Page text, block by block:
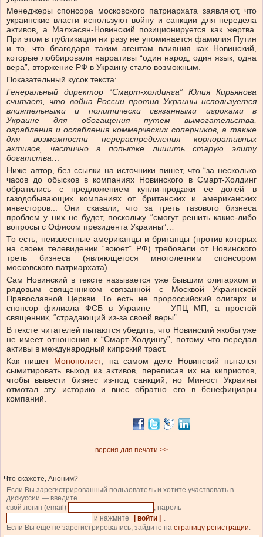
Менеджеры спонсора московского патриархата заявляют, что
украинские власти используют войну и санкции для передела
активов, а Малхасян-Новинский позиционируется как жертва.
При этом в публикации ни разу не упоминается фамилия Путин
и то, что благодаря таким агентам влияния как Новинский,
которые лоббировали нарративы “один народ, один язык, одна
вера”, вторжение РФ в Украину стало возможным.
Показательный кусок текста:
Генеральный директор “Смарт-холдинга” Юлия Кирьянова
считает, что война России против Украины используется
влиятельными и политически связанными игроками в
Украине для обогащения путем вымогательства,
ограбления и ослабления коммерческих соперников, а также
для возможности перераспределения корпоративных
активов, частично в попытке лишить старую элиту
богатства…
Ниже автор, без ссылки на источники пишет, что “за несколько
часов до обысков в компаниях Новинского в Смарт-Холдинг
обратились с предложением купли-продажи ее долей в
газодобывающих компаниях от британских и американских
инвесторов... Они сказали, что за треть газового бизнеса
проблем у них не будет, поскольку “смогут решить какие-либо
вопросы с Офисом президента Украины”…
То есть, неизвестные американцы и британцы (против которых
на своем телевидении “воюет” РФ) требовали от Новинского
треть бизнеса (являющегося многолетним спонсором
московского патриархата).
Сам Новинский в тексте называется уже бывшим олигархом и
рядовым священником связанной с Москвой Украинской
Православной Церкви. То есть не пророссийский олигарх и
спонсор филиала ФСБ в Украине — УПЦ МП, а простой
священник, “страдающий из-за своей веры”.
В тексте читателей пытаются убедить, что Новинский якобы уже
не имеет отношения к “Смарт-Холдингу”, потому что передал
активы в международный кипрский траст.
Как пишет Монополист, на самом деле Новинский пытался
сымитировать выход из активов, переписав их на киприотов,
чтобы вывести бизнес из-под санкций, но Минюст Украины
отмотал эту историю и внес обратно его в бенефициары
компаний.
версия для печати >>
Что скажете, Аноним?
Если Вы зарегистрированный пользователь и хотите участвовать в
дискуссии — введите
свой логин (email)
, пароль
и нажмите
| войти |
.
Если Вы еще не зарегистрировались, зайдите на страницу регистрации.